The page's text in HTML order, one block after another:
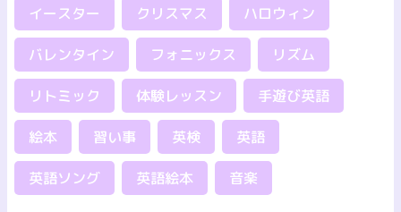
イースター クリスマス ハロウィン
バレンタイン フォニックス リズム
リトミック 体験レッスン 手遊び英語
絵本 習い事 英検 英語
英語ソング 英語絵本 音楽